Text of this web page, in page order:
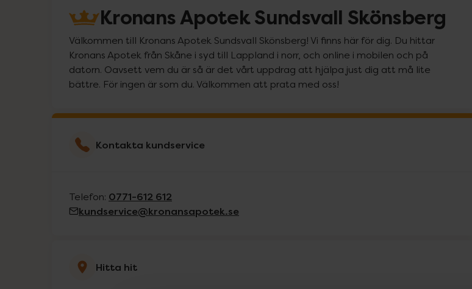
Kronans Apotek Sundsvall Skönsberg
Välkommen till Kronans Apotek Sundsvall Skönsberg! Vi finns här för dig. Du hittar
Kronans Apotek från Skåne i syd till Lappland i norr, och online i mobilen och på
datorn. Oavsett vem du är så är det vårt uppdrag att hjälpa just dig att må lite
bättre. För ingen är som du. Välkommen att prata med oss!
Kontakta kundservice
Telefon: 0771-612 612
kundservice@kronansapotek.se
Hitta hit